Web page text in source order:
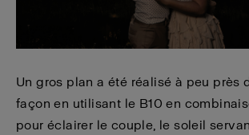
Un gros plan a été réalisé à peu près
façon en utilisant le B10 en
pour éclairer le couple, le soleil